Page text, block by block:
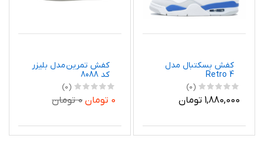
کفش بسکتبال مدل
Retro 4
(0)
1,880,000 تومان
کفش تمرین مدل بلیزر
کد 8088
(0)
0 تومان 0 تومان